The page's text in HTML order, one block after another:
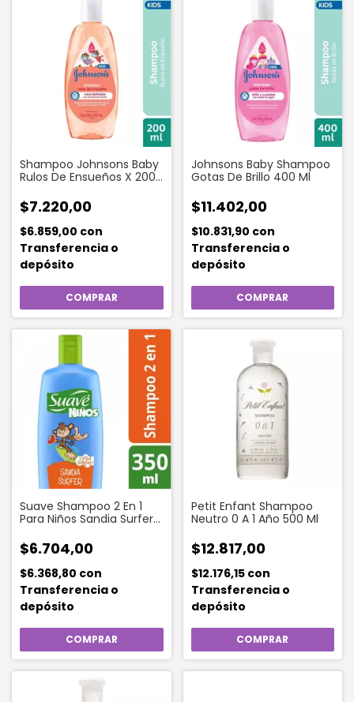
Shampoo Johnsons Baby
Rulos De Ensueños X 200
$7.220,00
$6.859,00 con
Transferencia o
depósito
Johnsons Baby Shampoo
Gotas De Brillo 400 Ml
$11.402,00
$10.831,90 con
Transferencia o
depósito
Suave Shampoo 2 En 1
Para Niños Sandia Surfer
$6.704,00
$6.368,80 con
Transferencia o
depósito
Petit Enfant Shampoo
Neutro 0 A 1 Año 500 Ml
$12.817,00
$12.176,15 con
Transferencia o
depósito